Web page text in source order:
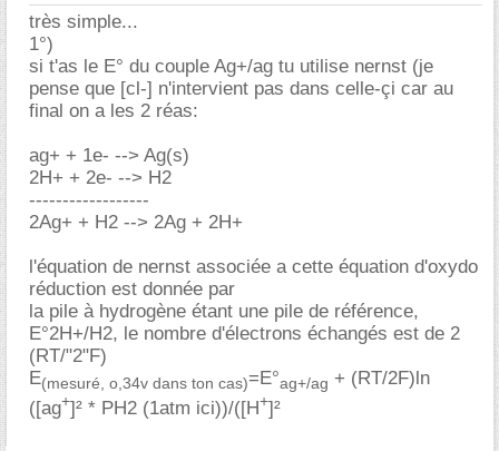
très simple...
1°)
si t'as le E° du couple Ag+/ag tu utilise nernst (je
pense que [cl-] n'intervient pas dans celle-çi car au
final on a les 2 réas:
ag+ + 1e- --> Ag(s)
2H+ + 2e- --> H2
------------------
2Ag+ + H2 --> 2Ag + 2H+
l'équation de nernst associée a cette équation d'oxydo
réduction est donnée par
la pile à hydrogène étant une pile de référence,
E°2H+/H2, le nombre d'électrons échangés est de 2
(RT/"2"F)
E(mesuré, o,34v dans ton cas)=E°ag+/ag + (RT/2F)ln
([ag+]² * PH2 (1atm ici))/([H+]²